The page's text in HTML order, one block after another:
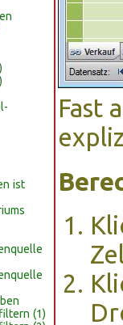
ist
(1)
Fast